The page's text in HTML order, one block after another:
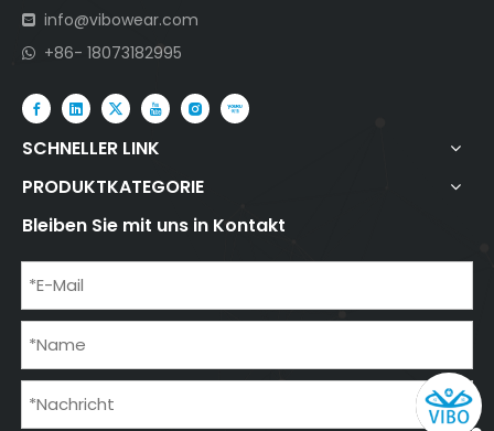
 info@vibowear.com
 +86- 18073182995
SCHNELLER LINK
PRODUKTKATEGORIE
Bleiben Sie mit uns in Kontakt